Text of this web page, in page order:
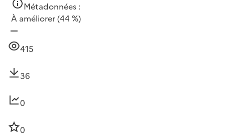
Métadonnées :
À améliorer(44 %)
415
36
0
0